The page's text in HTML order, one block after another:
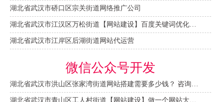
湖北省武汉市硚口区宗关街道网络推广公司
湖北省武汉市江岸区后湖街道网站代运营
微信公众号开发